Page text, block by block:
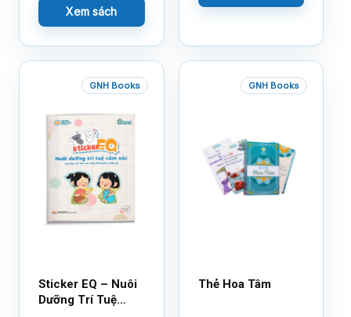
Xem sách
GNH Books
Sticker EQ – Nuôi
Dưỡng Trí Tuệ
GNH Books
Thẻ Hoa Tâm